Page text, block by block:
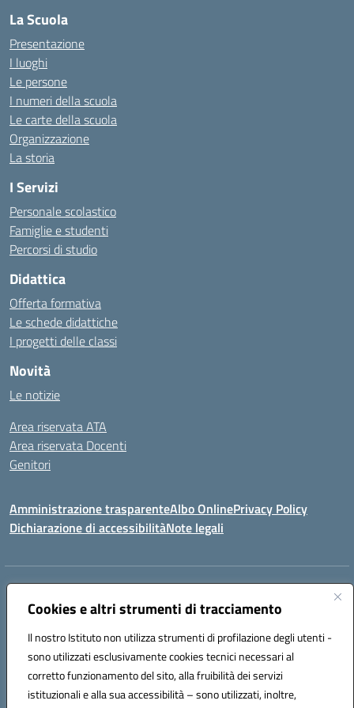
Cookies e altri strumenti di tracciamento
Il nostro Istituto non utilizza strumenti di profilazione degli utenti -
sono utilizzati esclusivamente cookies tecnici necessari al
corretto funzionamento del sito, alla fruibilità dei servizi
istituzionali e alla sua accessibilità – sono utilizzati, inoltre,
La Scuola
Presentazione
I luoghi
Le persone
I numeri della scuola
Le carte della scuola
Organizzazione
La storia
I Servizi
Personale scolastico
Famiglie e studenti
Percorsi di studio
Didattica
Offerta formativa
Le schede didattiche
I progetti delle classi
Novità
Le notizie
Area riservata ATA
Area riservata Docenti
Genitori
Amministrazione trasparenteAlbo OnlinePrivacy Policy
Dichiarazione di accessibilitàNote legali
Indirizzo:
Centralino:0921562586 Email:PAIC820003@istruzione.it
Codice fiscale: 96021870827
Codice meccanografico:
PAIC820003
ERASMUS PLUS